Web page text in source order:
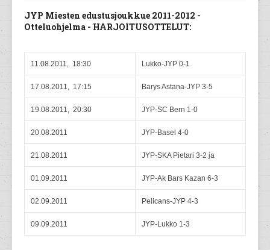
JYP Miesten edustusjoukkue 2011-2012 -
Otteluohjelma - HARJOITUSOTTELUT:
11.08.2011, 18:30 Lukko-JYP 0-1
17.08.2011, 17:15 Barys Astana-JYP 3-5
19.08.2011, 20:30 JYP-SC Bern 1-0
20.08.2011 JYP-Basel 4-0
21.08.2011 JYP-SKA Pietari 3-2 ja
01.09.2011 JYP-Ak Bars Kazan 6-3
02.09.2011 Pelicans-JYP 4-3
09.09.2011 JYP-Lukko 1-3